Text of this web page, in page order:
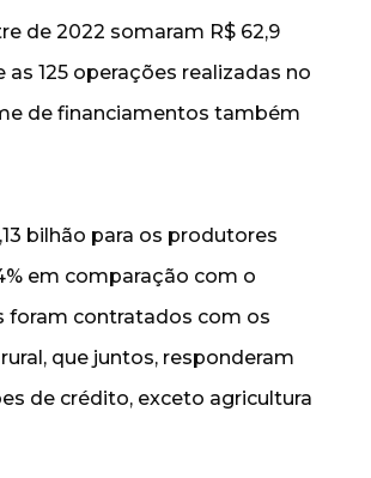
de 2022 somaram R$ 62,9
125 operações realizadas no
de financiamentos também
bilhão para os produtores
em comparação com o
foram contratados com os
que juntos, responderam
de crédito, exceto agricultura